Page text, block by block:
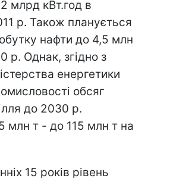
млрд кВт.год в
р. Також планується
нафти до 4,5 млн
р. Однак, згідно з
енергетики
обсяг
до 2030 р.
млн т - до 115 млн т на
15 років рівень